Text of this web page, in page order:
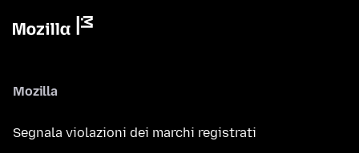
Mozilla
Segnala violazioni dei marchi registrati